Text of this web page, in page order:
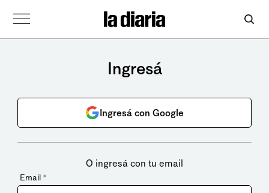
Ingresá
Ingresá con Google
O ingresá con tu email
Email *